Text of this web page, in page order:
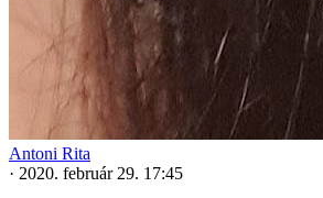
Antoni Rita
· 2020. február 29. 17:45